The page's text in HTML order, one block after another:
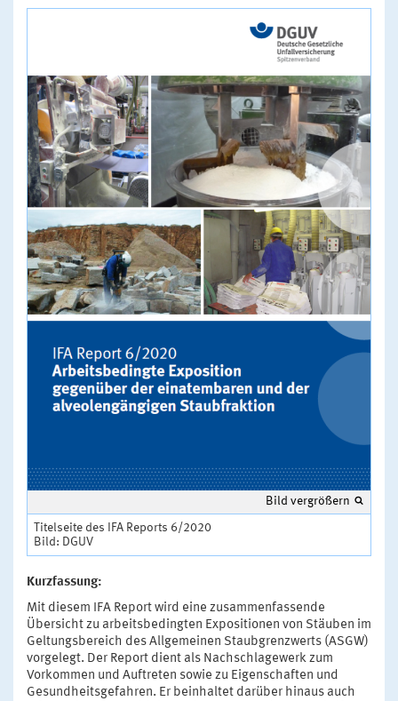
Bild vergrößern
Titelseite des IFA Reports 6/2020
Bild: DGUV
Kurzfassung:
Mit diesem IFA Report wird eine zusammenfassende
Übersicht zu arbeitsbedingten Expositionen von Stäuben im
Geltungsbereich des Allgemeinen Staubgrenzwerts (ASGW)
vorgelegt. Der Report dient als Nachschlagewerk zum
Vorkommen und Auftreten sowie zu Eigenschaften und
Gesundheitsgefahren. Er beinhaltet darüber hinaus auch